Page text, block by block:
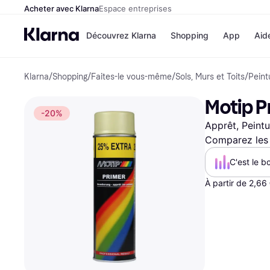
Acheter avec KlarnaEspace entreprises
Découvrez Klarna
Options de
paiement
Payer maintenant
Paiement en 3 fois
Paiement à 30 jours
Klarna sur Apple Pay
Shopping
Magasins
Airbnb
Temu
JD Sports
Voir tous les
App
Klarna/Shopping/Faites-le vous-même/Sols, Murs et Toits/
-20% Motip
Apprêt,
Comparez
C'est le
À partir de 2,66